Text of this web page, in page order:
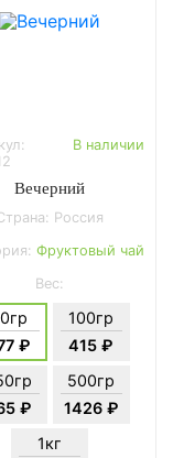
В наличии
Вечерний
Россия
Фруктовый чай
Вес:
₽
100гр
415 ₽
₽
500гр
1426 ₽
1кг